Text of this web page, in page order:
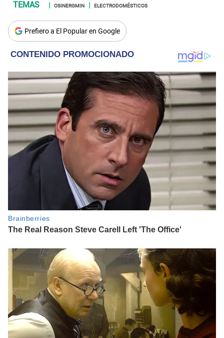
OSINERGMIN ELECTRODOMÉSTICOS
Prefiero a El Popular en Google